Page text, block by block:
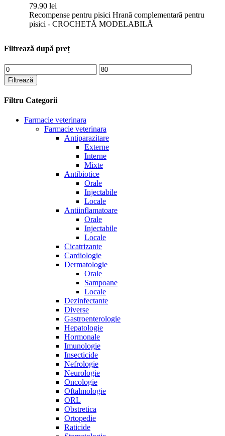
79.90 lei
Recompense pentru pisici Hrană complementară pentru
pisici - CROCHETĂ MODELABILĂ
Filtrează după preț
Preț
minim
Preț
maxim
Filtrează
Filtru Categorii
Farmacie veterinara
Farmacie veterinara
Antiparazitare
Externe
Interne
Mixte
Antibiotice
Orale
Injectabile
Locale
Antiinflamatoare
Orale
Injectabile
Locale
Cicatrizante
Cardiologie
Dermatologie
Orale
Sampoane
Locale
Dezinfectante
Diverse
Gastroenterologie
Hepatologie
Hormonale
Imunologie
Insecticide
Nefrologie
Neurologie
Oncologie
Oftalmologie
ORL
Obstretica
Ortopedie
Raticide